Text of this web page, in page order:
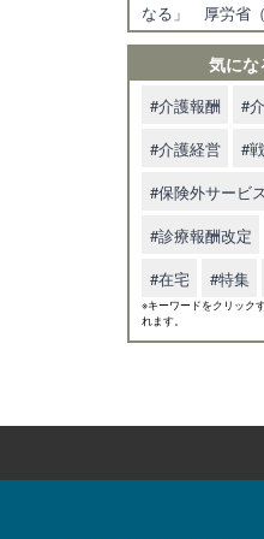
なる」 厚労省（
気に
#介護報酬
#
#介護経営
#
#保険外サービス
#診療報酬改定
#在宅
#特集
※キーワードをクリック
れます。